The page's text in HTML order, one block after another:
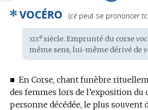
✻ VOCÉRO
Prononciation
(cépeut se prononcer
Étymologie
:
xixesiècle. Emprunté du corse
même sens, lui-même dérivé de
■ En Corse, chant funèbre
des femmes lors de l’exposition du
personne décédée, le plus souvent